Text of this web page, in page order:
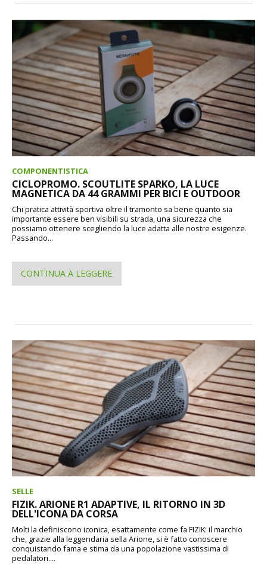
COMPONENTISTICA
CICLOPROMO. SCOUTLITE SPARKO, LA LUCE
MAGNETICA DA 44 GRAMMI PER BICI E OUTDOOR
Chi pratica attività sportiva oltre il tramonto sa bene quanto sia
importante essere ben visibili su strada, una sicurezza che
possiamo ottenere scegliendo la luce adatta alle nostre esigenze.
Passando...
CONTINUA A LEGGERE
SELLE
FIZIK. ARIONE R1 ADAPTIVE, IL RITORNO IN 3D
DELL'ICONA DA CORSA
Molti la definiscono iconica, esattamente come fa FIZIK: il marchio
che, grazie alla leggendaria sella Arione, si è fatto conoscere
conquistando fama e stima da una popolazione vastissima di
pedalatori....